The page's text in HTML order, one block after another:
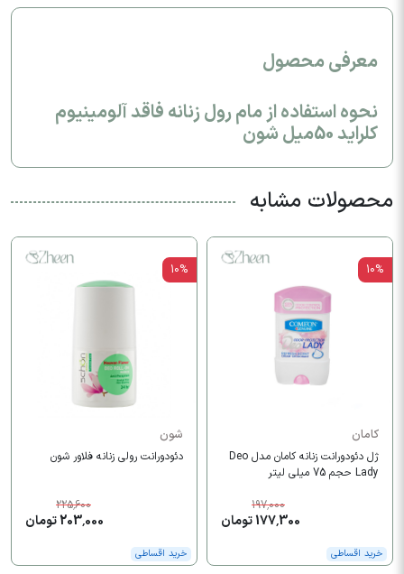
معرفی محصول
نحوه استفاده از مام رول زنانه فاقد آلومینیوم
کلراید 50میل شون
محصولات مشابه
10%
کامان
ژل دئودورانت زنانه کامان مدل Deo
Lady حجم 75 میلی لیتر
197,000
177,300 تومان
خرید اقساطی
10%
شون
دئودورانت رولی زنانه فلاور شون
225,600
203,000 تومان
خرید اقساطی